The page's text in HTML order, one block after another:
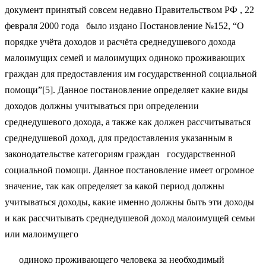
документ принятый совсем недавно Правительством РФ , 22
февраля 2000 года было издано Постановление №152, “О
порядке учёта доходов и расчёта среднедушевого дохода
малоимущих семей и малоимущих одиноко проживающих
граждан для предоставления им государственной социальной
помощи”[5]. Данное постановление определяет какие виды
доходов должны учитываться при определении
среднедушевого дохода, а также как должен рассчитываться
среднедушевой доход, для предоставления указанным в
законодательстве категориям граждан государственной
социальной помощи. Данное постановление имеет огромное
значение, так как определяет за какой период должны
учитываться доходы, какие именно должны быть эти доходы
и как рассчитывать среднедушевой доход малоимущей семьи
или малоимущего
одиноко проживающего человека за необходимый